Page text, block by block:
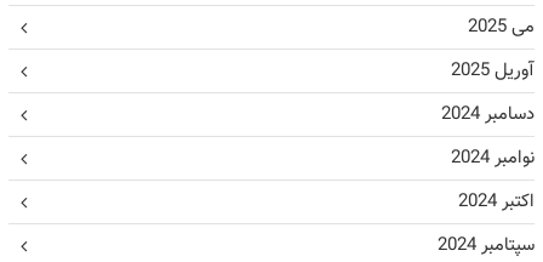
می 2025
آوریل 2025
دسامبر 2024
نوامبر 2024
اکتبر 2024
سپتامبر 2024